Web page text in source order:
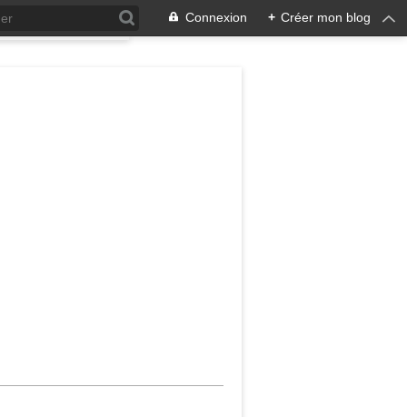
Connexion + Créer mon blog